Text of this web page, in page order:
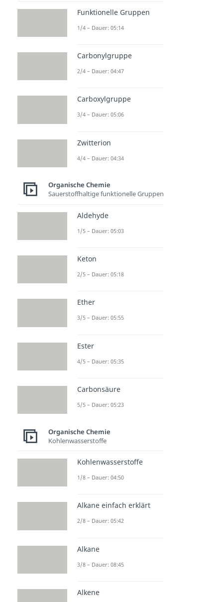
Funktionelle Gruppen
1/4 – Dauer: 05:14
Carbonylgruppe
2/4 – Dauer: 04:47
Carboxylgruppe
3/4 – Dauer: 05:06
Zwitterion
4/4 – Dauer: 04:34
Organische Chemie
Sauerstoffhaltige funktionelle Gruppen
Aldehyde
1/5 – Dauer: 05:03
Keton
2/5 – Dauer: 05:18
Ether
3/5 – Dauer: 05:55
Ester
4/5 – Dauer: 05:35
Carbonsäure
5/5 – Dauer: 05:23
Organische Chemie
Kohlenwasserstoffe
Kohlenwasserstoffe
1/8 – Dauer: 04:50
Alkane einfach erklärt
2/8 – Dauer: 05:42
Alkane
3/8 – Dauer: 08:45
Alkene